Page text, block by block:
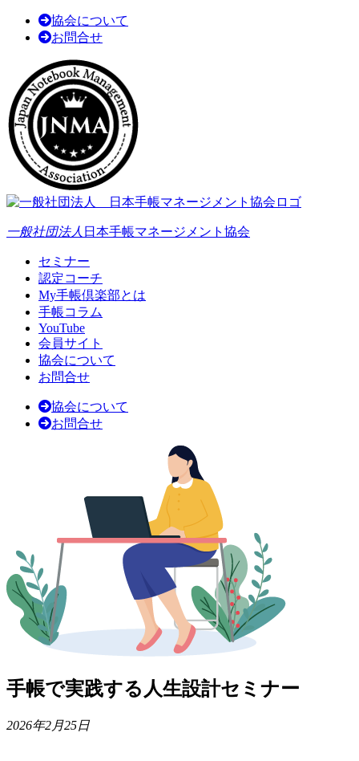
協会について
お問合せ
一般社団法人 日本手帳マネージメント協会
セミナー
認定コーチ
My手帳倶楽部とは
手帳コラム
YouTube
会員サイト
協会について
お問合せ
協会について
お問合せ
手帳で実践する人生設計セミナー
2026年2月25日